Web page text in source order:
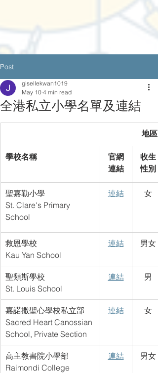
Post
全港私立小學名單及連結
gisellekwan1019
May 10 4 min read
地
學校名稱
官網
連結
收生
性別
聖嘉勒小學
St. Clare's Primary
School
連結 女
救恩學校
Kau Yan School
連結 男女
聖類斯學校
St. Louis School
連結 男
嘉諾撒聖心學校私立部
Sacred Heart Canossian
School, Private Section
連結 女
高主教書院小學部
Raimondi College
連結 男女